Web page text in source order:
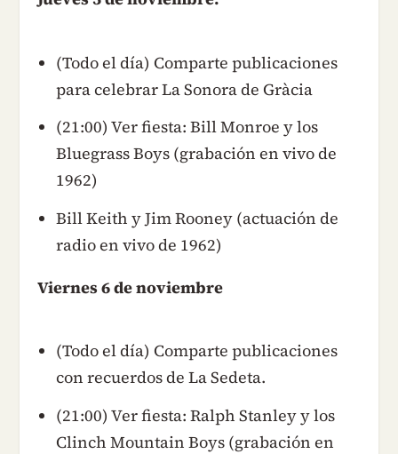
(Todo el día) Comparte publicaciones
para celebrar La Sonora de Gràcia
(21:00) Ver fiesta: Bill Monroe y los
Bluegrass Boys (grabación en vivo de
1962)
Bill Keith y Jim Rooney (actuación de
radio en vivo de 1962)
Viernes 6 de noviembre
(Todo el día) Comparte publicaciones
con recuerdos de La Sedeta.
(21:00) Ver fiesta: Ralph Stanley y los
Clinch Mountain Boys (grabación en